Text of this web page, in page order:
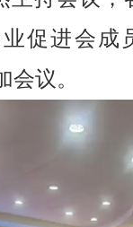
促进会成
议。